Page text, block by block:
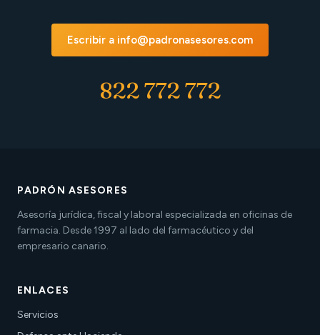
Escribir a info@padronasesores.com
822 772 772
PADRÓN ASESORES
Asesoría jurídica, fiscal y laboral especializada en oficinas de
farmacia. Desde 1997 al lado del farmacéutico y del
empresario canario.
ENLACES
Servicios